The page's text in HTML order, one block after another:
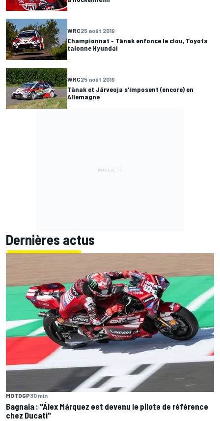
WRC25 août 2019
Championnat - Tänak enfonce le clou, Toyota
talonne Hyundai
WRC25 août 2019
Tänak et Järveoja s'imposent (encore) en
Allemagne
Dernières actus
MOTOGP30 min
Bagnaia : "Álex Márquez est devenu le pilote de référence
chez Ducati"